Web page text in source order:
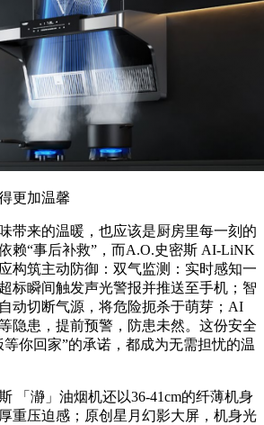
更加温馨
带来的温暖，也应该是厨房里每一刻的
赖“事后补救”，而A.O.史密斯 AI-LiNK
构筑主动防御：双气监测：实时感知一
标瞬间触发声光警报并推送至手机；智
动切断气源，将危险扼杀于萌芽；AI
隐患，提前预警，防患未然。这份安全
你回家”的承诺，都成为无需担忧的温
「瀞」油烟机还以36-41cm的纤薄机身
重压迫感；原创星月幻影大屏，机身光